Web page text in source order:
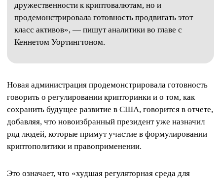
дружественности к криптовалютам, но и
продемонстрировала готовность продвигать этот
класс активов», — пишут аналитики во главе с
Кеннетом Уортингтоном.
Новая администрация продемонстрировала готовность
говорить о регулировании крипторинки и о том, как
сохранить будущее развитие в США, говорится в отчете,
добавляя, что новоизбранный президент уже назначил
ряд людей, которые примут участие в формулировании
криптополитики и правоприменении.
Это означает, что «худшая регуляторная среда для